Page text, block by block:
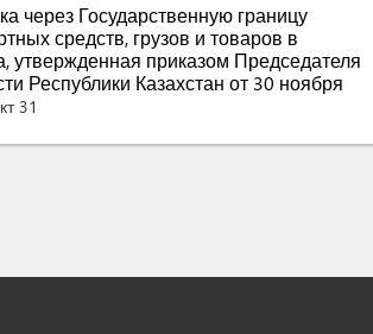
через Государственную границу
средств, грузов и товаров в
утвержденная приказом Председателя
Республики Казахстан от 30 ноября
31